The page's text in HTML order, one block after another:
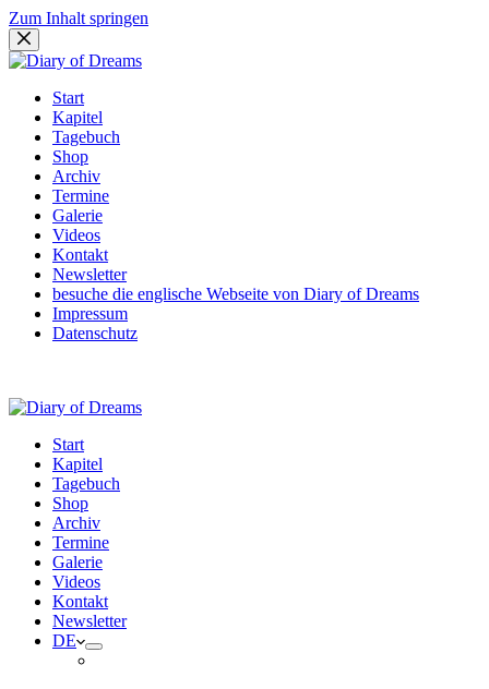
Zum Inhalt springen
Start
Kapitel
Tagebuch
Shop
Archiv
Termine
Galerie
Videos
Kontakt
Newsletter
besuche die englische Webseite von Diary of Dreams
Impressum
Datenschutz
Start
Kapitel
Tagebuch
Shop
Archiv
Termine
Galerie
Videos
Kontakt
Newsletter
DE